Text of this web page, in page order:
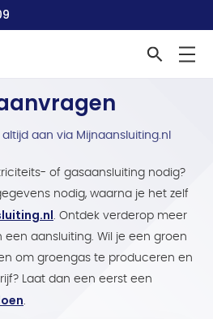
aan via Mijnaansluiting.nl
of gasaansluiting nodig?
nodig, waarna je het zelf
. Ontdek verderop meer
aansluiting. Wil je een groen
om groengas te produceren en
Laat dan een eerst een
.